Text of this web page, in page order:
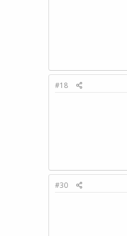
#18
#30